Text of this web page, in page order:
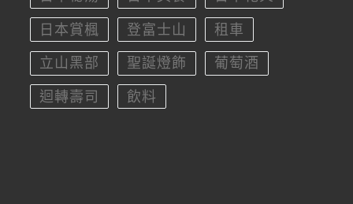
日本賞楓 登富士山 租車
立山黑部 聖誕燈飾 葡萄酒
迴轉壽司 飲料